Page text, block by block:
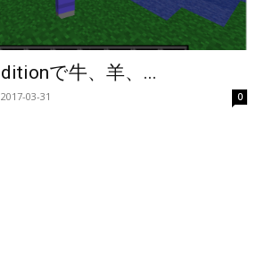
で牛、羊、...
2017-03-31 0